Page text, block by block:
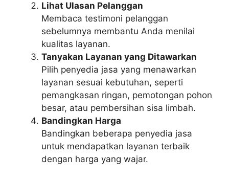
Lihat Ulasan Pelanggan
Membaca testimoni pelanggan
sebelumnya membantu Anda menilai
kualitas layanan.
Tanyakan Layanan yang Ditawarkan
Pilih penyedia jasa yang menawarkan
layanan sesuai kebutuhan, seperti
pemangkasan ringan, pemotongan pohon
besar, atau pembersihan sisa limbah.
Bandingkan Harga
Bandingkan beberapa penyedia jasa
untuk mendapatkan layanan terbaik
dengan harga yang wajar.